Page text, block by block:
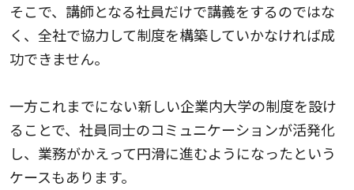
そこで、講師となる社員だけで講義をするのではな
く、全社で協力して制度を構築していかなければ成
功できません。
一方これまでにない新しい企業内大学の制度を設け
ることで、社員同士のコミュニケーションが活発化
し、業務がかえって円滑に進むようになったという
ケースもあります。